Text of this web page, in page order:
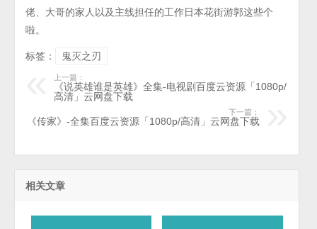
佬、大哥的家人以及主线担任的工作日本花街游郭这些个
啦。
标签：
鬼灭之刃
上一篇：
《说英雄谁是英雄》全集-电视剧百度云资源「1080p/
高清」云网盘下载
下一篇：
《传家》-全集百度云资源「1080p/高清」云网盘下载
相关文章